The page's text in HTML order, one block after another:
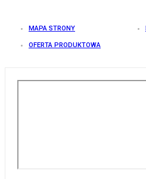
MAPA STRONY
OFERTA PRODUKTOWA